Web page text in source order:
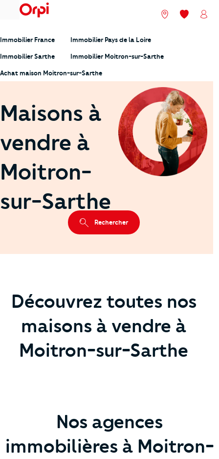
menu Nos agences
Mes
Immobilier France Immobilier Pays de la Loire
Immobilier Sarthe Immobilier Moitron-sur-Sarthe
Achat maison Moitron-sur-Sarthe
Maisons à
vendre à
Moitron-
sur-Sarthe
Rechercher
Découvrez toutes nos
maisons à vendre à
Moitron-sur-Sarthe
Nos agences
immobilières à Moitron-